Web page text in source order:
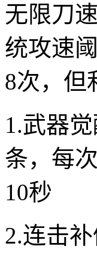
无限刀
统攻速
8次，但
1.武器
条，每
10秒
2.连击